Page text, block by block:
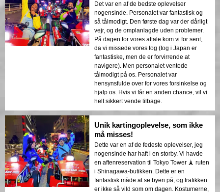
Det var en af de bedste oplevelser
nogensinde. Personalet var fantastisk og
så tålmodigt. Den første dag var der dårligt
vejr, og de omplanlagde uden problemer.
På dagen for vores aftale kom vi for sent,
da vi missede vores tog (tog i Japan er
fantastiske, men de er forvirrende at
navigere). Men personalet ventede
tålmodigt på os. Personalet var
hensynsfulde over for vores forsinkelse og
hjalp os. Hvis vi får en anden chance, vil vi
helt sikkert vende tilbage.
Unik kartingoplevelse, som ikke
må misses!
Dette var en af de fedeste oplevelser, jeg
nogensinde har haft i en storby. Vi havde
en aftenreservation til Tokyo Tower 🗼 ruten
i Shinagawa-butikken. Dette er en
fantastisk måde at se byen på, og trafikken
er ikke så vild som om dagen. Kostumerne,